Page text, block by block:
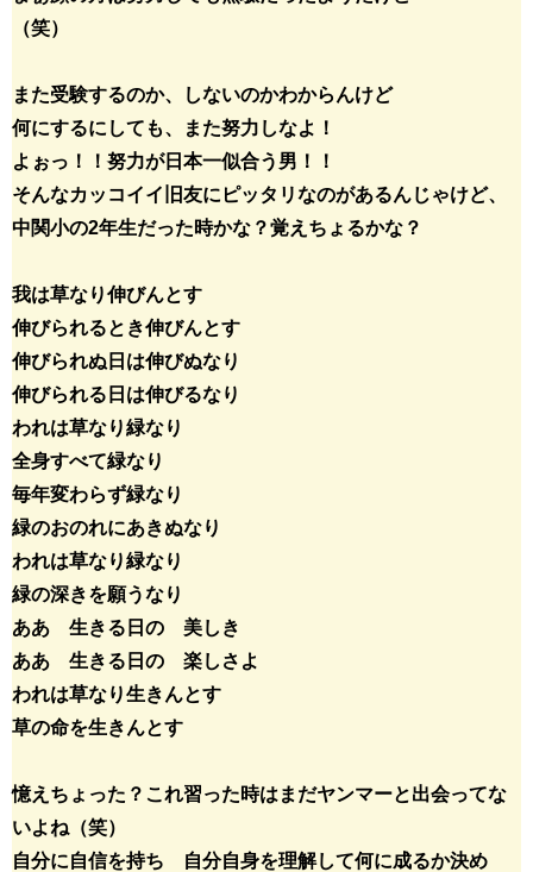
（笑）
また受験するのか、しないのかわからんけど
何にするにしても、また努力しなよ！
よぉっ！！努力が日本一似合う男！！
そんなカッコイイ旧友にピッタリなのがあるんじゃけど、
中関小の2年生だった時かな？覚えちょるかな？
我は草なり伸びんとす
伸びられるとき伸びんとす
伸びられぬ日は伸びぬなり
伸びられる日は伸びるなり
われは草なり緑なり
全身すべて緑なり
毎年変わらず緑なり
緑のおのれにあきぬなり
われは草なり緑なり
緑の深きを願うなり
ああ 生きる日の 美しき
ああ 生きる日の 楽しさよ
われは草なり生きんとす
草の命を生きんとす
憶えちょった？これ習った時はまだヤンマーと出会ってな
いよね（笑）
自分に自信を持ち 自分自身を理解して何に成るか決め